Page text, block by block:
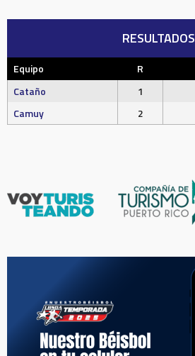
RESULTADOS
Equipo R
Cataño
1
Camuy
2